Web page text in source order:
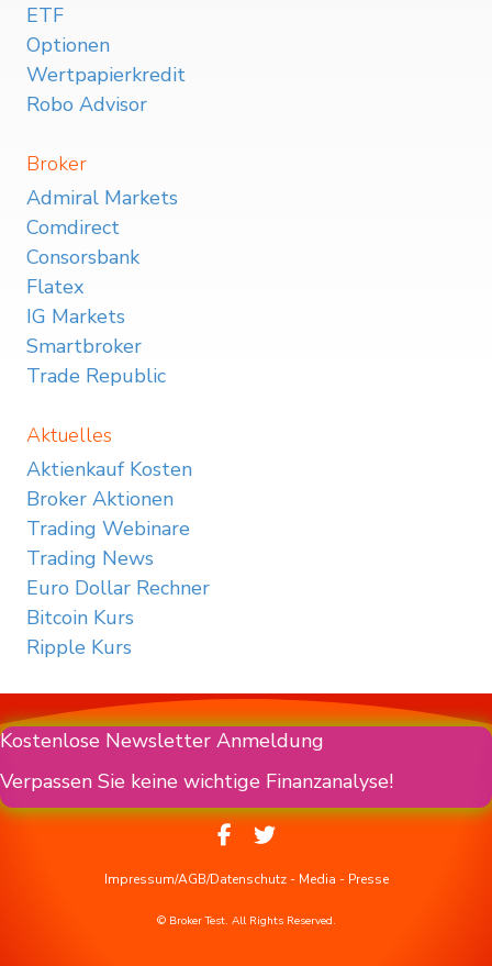
ETF
Optionen
Wertpapierkredit
Robo Advisor
Broker
Admiral Markets
Comdirect
Consorsbank
Flatex
IG Markets
Smartbroker
Trade Republic
Aktuelles
Aktienkauf Kosten
Broker Aktionen
Trading Webinare
Trading News
Euro Dollar Rechner
Bitcoin Kurs
Ripple Kurs
Kostenlose Newsletter Anmeldung
Verpassen Sie keine wichtige Finanzanalyse!
Impressum/AGB/Datenschutz- Media - Presse
© Broker Test. All Rights Reserved.